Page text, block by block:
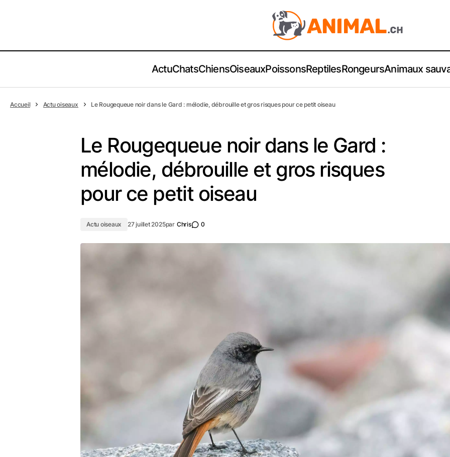
ActuChatsChiensOiseauxPoissonsReptilesRongeursAnimaux
Accueil Actu oiseaux Le Rougequeue noir dans le Gard : mélodie, débrouille et gros risques pour ce petit oiseau
Le Rougequeue noir dans le Gard :
mélodie, débrouille et gros risques
pour ce petit oiseau
Actu oiseaux 27 juillet 2025par Chris 0